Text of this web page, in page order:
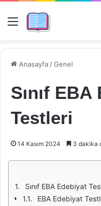
Menü
Anasayfa /Genel
Sınıf
Testleri
14 Kasım 2024 3 dakika
Sınıf EBA Edebiyat
EBA Edebiyat